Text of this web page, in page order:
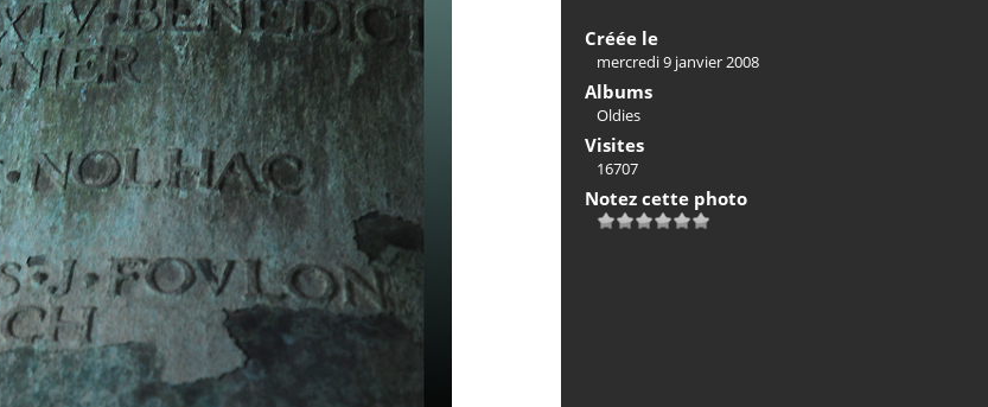
Créée le
mercredi 9 janvier 2008
Albums
Oldies
Visites
16707
Notez cette photo